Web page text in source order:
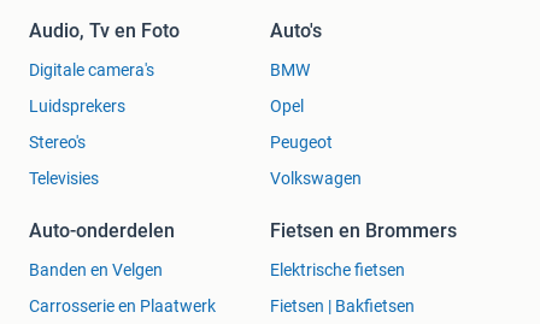
Audio, Tv en Foto
Digitale camera's
Luidsprekers
Stereo's
Televisies
Auto's
BMW
Opel
Peugeot
Volkswagen
Auto-onderdelen
Banden en Velgen
Carrosserie en Plaatwerk
Fietsen en Brommers
Elektrische fietsen
Fietsen | Bakfietsen